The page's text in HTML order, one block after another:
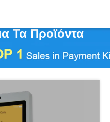
Τα Προϊόντα